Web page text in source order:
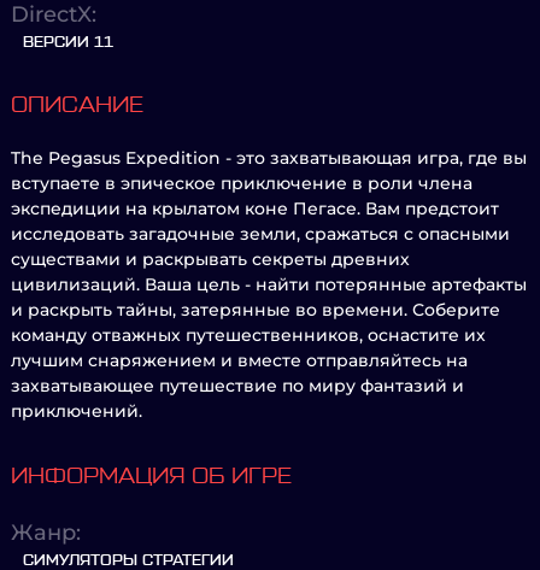
DirectX:
ВЕРСИИ 11
ОПИСАНИЕ
The Pegasus Expedition - это захватывающая игра, где вы
вступаете в эпическое приключение в роли члена
экспедиции на крылатом коне Пегасе. Вам предстоит
исследовать загадочные земли, сражаться с опасными
существами и раскрывать секреты древних
цивилизаций. Ваша цель - найти потерянные артефакты
и раскрыть тайны, затерянные во времени. Соберите
команду отважных путешественников, оснастите их
лучшим снаряжением и вместе отправляйтесь на
захватывающее путешествие по миру фантазий и
приключений.
ИНФОРМАЦИЯ ОБ ИГРЕ
Жанр:
СИМУЛЯТОРЫ СТРАТЕГИИ